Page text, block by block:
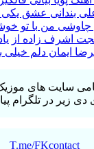
بندانی عشق یکی
چاوشی من با تو
اشرف زاده از
ایمان دلم خیلی
سایت های
T.me/FKcontact